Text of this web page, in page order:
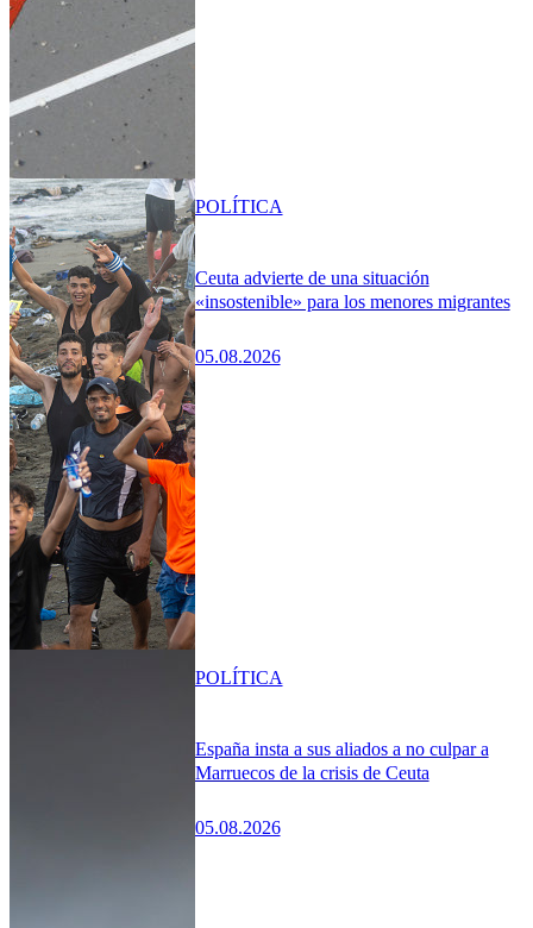
Ceuta advierte de una situación
«insostenible» para los menores migrantes
05.08.2026
POLÍTICA
España insta a sus aliados a no culpar a
Marruecos de la crisis de Ceuta
05.08.2026
POLÍTICA